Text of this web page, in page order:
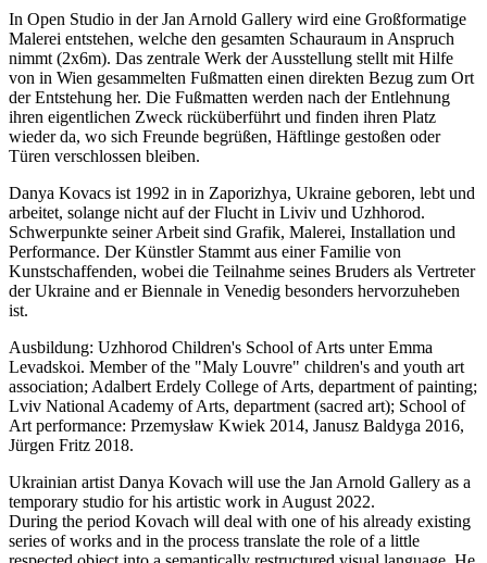
In Open Studio in der Jan Arnold Gallery wird eine Großformatige
Malerei entstehen, welche den gesamten Schauraum in Anspruch
nimmt (2x6m). Das zentrale Werk der Ausstellung stellt mit Hilfe
von in Wien gesammelten Fußmatten einen direkten Bezug zum Ort
der Entstehung her. Die Fußmatten werden nach der Entlehnung
ihren eigentlichen Zweck rücküberführt und finden ihren Platz
wieder da, wo sich Freunde begrüßen, Häftlinge gestoßen oder
Türen verschlossen bleiben.
Danya Kovacs ist 1992 in in Zaporizhya, Ukraine geboren, lebt und
arbeitet, solange nicht auf der Flucht in Liviv und Uzhhorod.
Schwerpunkte seiner Arbeit sind Grafik, Malerei, Installation und
Performance. Der Künstler Stammt aus einer Familie von
Kunstschaffenden, wobei die Teilnahme seines Bruders als Vertreter
der Ukraine and er Biennale in Venedig besonders hervorzuheben
ist.
Ausbildung: Uzhhorod Children's School of Arts unter Emma
Levadskoi. Member of the "Maly Louvre" children's and youth art
association; Adalbert Erdely College of Arts, department of painting;
Lviv National Academy of Arts, department (sacred art); School of
Art performance: Przemysław Kwiek 2014, Janusz Baldyga 2016,
Jürgen Fritz 2018.
Ukrainian artist Danya Kovach will use the Jan Arnold Gallery as a
temporary studio for his artistic work in August 2022.
During the period Kovach will deal with one of his already existing
series of works and in the process translate the role of a little